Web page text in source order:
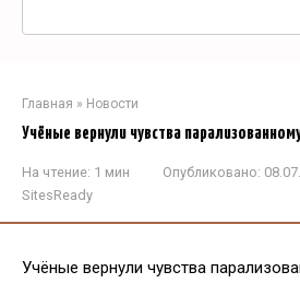
Главная » Новости
Учёные вернули чувства
На чтение: 1 мин Опубликовано:
SitesReady
Учёные вернули чувства